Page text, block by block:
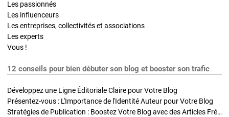
Les passionnés
Les influenceurs
Les entreprises, collectivités et associations
Les experts
Vous !
12 conseils pour bien débuter son blog et booster son trafic
Développez une Ligne Éditoriale Claire pour Votre Blog
Présentez-vous : L'Importance de l'Identité Auteur pour Votre Blog
Stratégies de Publication : Boostez Votre Blog avec des Articles Fréquents et Exclusifs